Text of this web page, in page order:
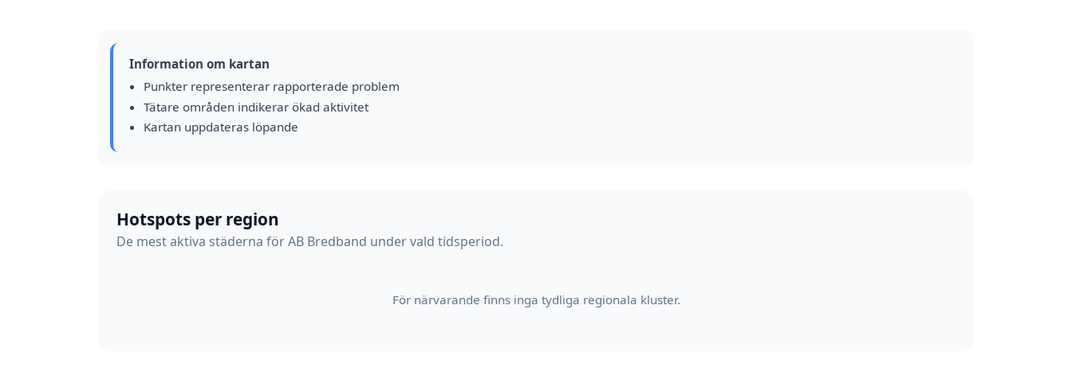
Information om kartan
Punkter representerar rapporterade problem
Tätare områden indikerar ökad aktivitet
Kartan uppdateras löpande
Hotspots per region
De mest aktiva städerna för AB Bredband under vald tidsperiod.
För närvarande finns inga tydliga regionala kluster.